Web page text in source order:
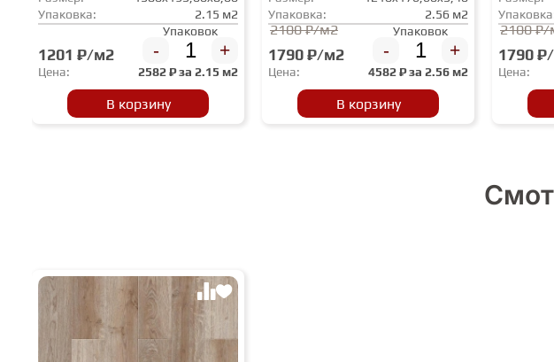
Упаковка:
2.15 м2
1201 ₽/м2
Упаковок
- +
Цена: 2582₽ за 2.15 м2
В корзину
Упаковка:
2.56 м2
2100 ₽/м2
1790 ₽/м2
Упаковок
- +
Цена: 4582₽ за 2.56 м2
В корзину
2100
1790
Цена: